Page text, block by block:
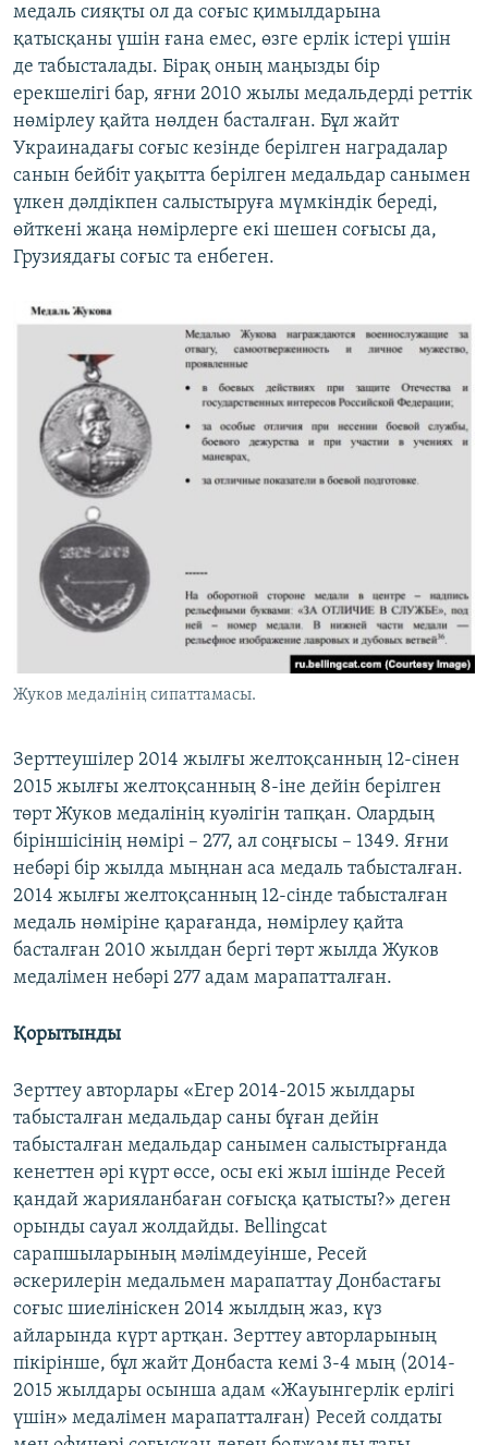
медаль сияқты ол да соғыс қимылдарына
қатысқаны үшін ғана емес, өзге ерлік істері үшін
де табысталады. Бірақ оның маңызды бір
ерекшелігі бар, яғни 2010 жылы медальдерді реттік
нөмірлеу қайта нөлден басталған. Бұл жайт
Украинадағы соғыс кезінде берілген наградалар
санын бейбіт уақытта берілген медальдар санымен
үлкен дәлдікпен салыстыруға мүмкіндік береді,
өйткені жаңа нөмірлерге екі шешен соғысы да,
Грузиядағы соғыс та енбеген.
Жуков медалінің сипаттамасы.
Зерттеушілер 2014 жылғы желтоқсанның 12-сінен
2015 жылғы желтоқсанның 8-іне дейін берілген
төрт Жуков медалінің куәлігін тапқан. Олардың
біріншісінің нөмірі – 277, ал соңғысы – 1349. Яғни
небәрі бір жылда мыңнан аса медаль табысталған.
2014 жылғы желтоқсанның 12-сінде табысталған
медаль нөміріне қарағанда, нөмірлеу қайта
басталған 2010 жылдан бергі төрт жылда Жуков
медалімен небәрі 277 адам марапатталған.
Қорытынды
Зерттеу авторлары «Егер 2014-2015 жылдары
табысталған медальдар саны бұған дейін
табысталған медальдар санымен салыстырғанда
кенеттен әрі күрт өссе, осы екі жыл ішінде Ресей
қандай жарияланбаған соғысқа қатысты?» деген
орынды сауал жолдайды. Bellingcat
сарапшыларының мәлімдеуінше, Ресей
әскерилерін медальмен марапаттау Донбастағы
соғыс шиелініскен 2014 жылдың жаз, күз
айларында күрт артқан. Зерттеу авторларының
пікірінше, бұл жайт Донбаста кемі 3-4 мың (2014-
2015 жылдары осынша адам «Жауынгерлік ерлігі
үшін» медалімен марапатталған) Ресей солдаты